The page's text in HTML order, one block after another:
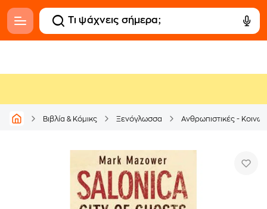
Βιβλία & Κόμικς Ξενόγλωσσα Ανθρωπιστικές -